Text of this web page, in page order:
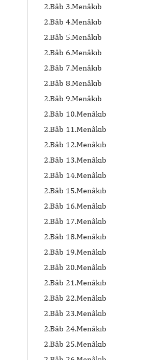
2.Bâb 3.Menâkıb
2.Bâb 4.Menâkıb
2.Bâb 5.Menâkıb
2.Bâb 6.Menâkıb
2.Bâb 7.Menâkıb
2.Bâb 8.Menâkıb
2.Bâb 9.Menâkıb
2.Bâb 10.Menâkıb
2.Bâb 11.Menâkıb
2.Bâb 12.Menâkıb
2.Bâb 13.Menâkıb
2.Bâb 14.Menâkıb
2.Bâb 15.Menâkıb
2.Bâb 16.Menâkıb
2.Bâb 17.Menâkıb
2.Bâb 18.Menâkıb
2.Bâb 19.Menâkıb
2.Bâb 20.Menâkıb
2.Bâb 21.Menâkıb
2.Bâb 22.Menâkıb
2.Bâb 23.Menâkıb
2.Bâb 24.Menâkıb
2.Bâb 25.Menâkıb